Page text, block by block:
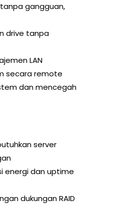
gangguan,
drive tanpa
LAN
secara remote
dan mencegah
server
energi dan uptime
dukungan RAID